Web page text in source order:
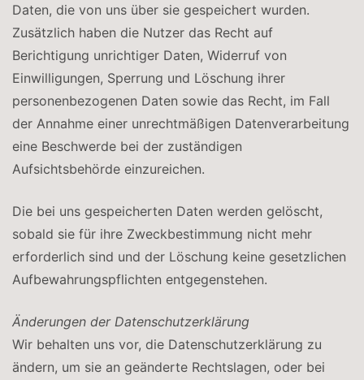
Daten, die von uns über sie gespeichert wurden.
Zusätzlich haben die Nutzer das Recht auf
Berichtigung unrichtiger Daten, Widerruf von
Einwilligungen, Sperrung und Löschung ihrer
personenbezogenen Daten sowie das Recht, im Fall
der Annahme einer unrechtmäßigen Datenverarbeitung
eine Beschwerde bei der zuständigen
Aufsichtsbehörde einzureichen.
Die bei uns gespeicherten Daten werden gelöscht,
sobald sie für ihre Zweckbestimmung nicht mehr
erforderlich sind und der Löschung keine gesetzlichen
Aufbewahrungspflichten entgegenstehen.
Änderungen der Datenschutzerklärung
Wir behalten uns vor, die Datenschutzerklärung zu
ändern, um sie an geänderte Rechtslagen, oder bei